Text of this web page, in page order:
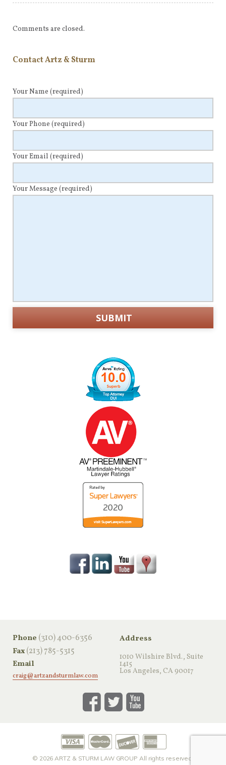
Comments are closed.
Contact Artz & Sturm
Your Name (required)
Your Phone (required)
Your Email (required)
Your Message (required)
Phone ‪(310) 400-6356‬
Fax(213) 785-5315
Email
craig@artzandsturmlaw.com
Address
1010 Wilshire Blvd., Suite
1415
Los Angeles, CA 90017
© 2026ARTZ & STURM LAW GROUP All rights reserved.